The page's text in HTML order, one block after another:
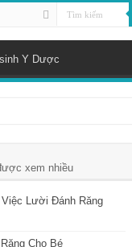
Y Dược
xem nhiều
Lười Đánh Răng
Cho Bé